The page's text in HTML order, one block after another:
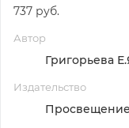
737 руб.
Автор
Григорьева
Издательство